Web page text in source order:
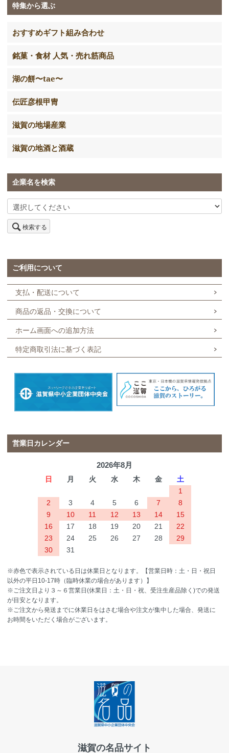
特集から選ぶ
おすすめギフト組み合わせ
銘菓・食材 人気・売れ筋商品
湖の餅〜tae〜
伝匠彦根甲冑
滋賀の地場産業
滋賀の地酒と酒蔵
企業名を検索
検索する
ご利用について
支払・配送について
商品の返品・交換について
ホーム画面への追加方法
特定商取引法に基づく表記
営業日カレンダー
2026年8月
日 月 火 水 木 金
土
1
2
3 4 5 6 7
8
9
10 11 12 13 14
15
16
17 18 19 20 21
22
23
24 25 26 27 28
29
30
31
※赤色で表示されている日は休業日となります。【営業日時：土・日・祝日
以外の平日10-17時（臨時休業の場合があります）】
※ご注文日より３～６営業日(休業日：土・日・祝、受注生産品除く)での発送
が目安となります。
※ご注文から発送までに休業日をはさむ場合や注文が集中した場合、発送に
お時間をいただく場合がございます。
滋賀の名品サイト